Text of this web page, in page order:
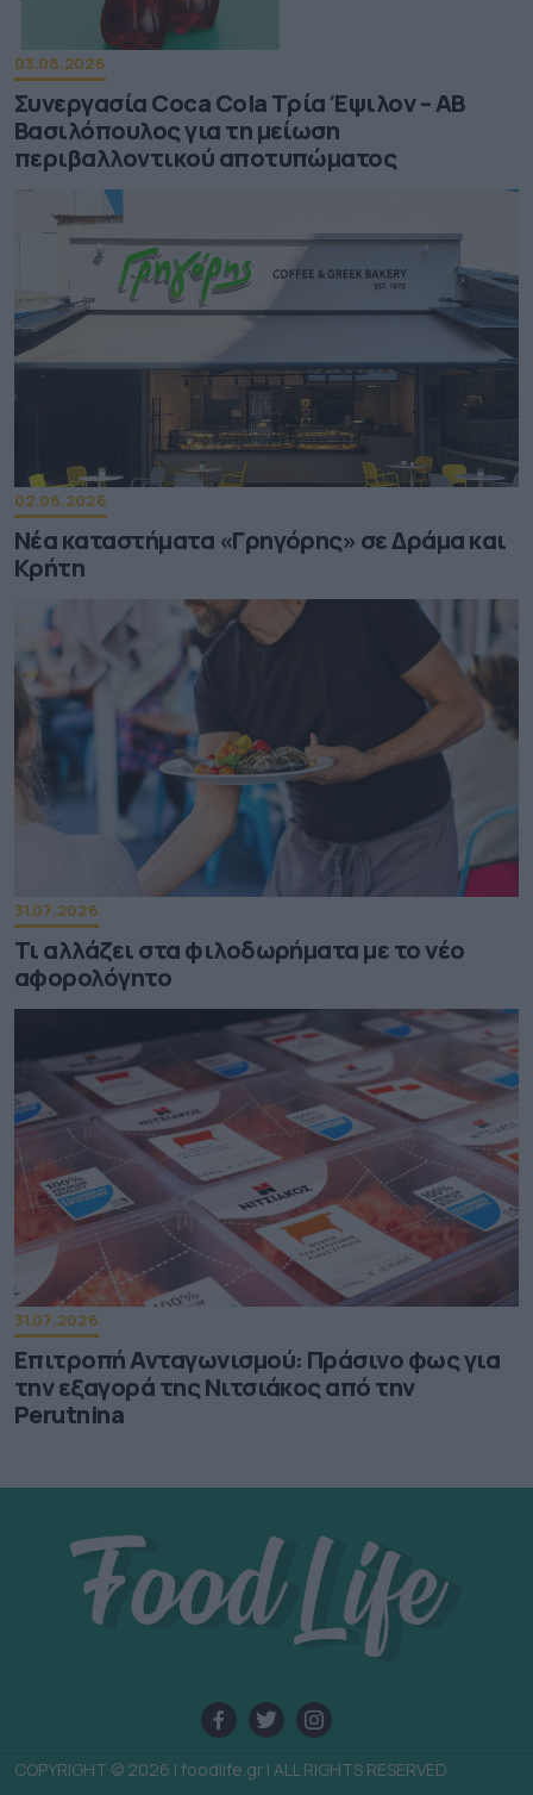
03.08.2026
Συνεργασία Coca Cola Τρία Έψιλον – ΑΒ
Βασιλόπουλος για τη μείωση
περιβαλλοντικού αποτυπώματος
02.08.2026
Νέα καταστήματα «Γρηγόρης» σε Δράμα και
Κρήτη
31.07.2026
Τι αλλάζει στα φιλοδωρήματα με το νέο
αφορολόγητο
31.07.2026
Επιτροπή Ανταγωνισμού: Πράσινο φως για
την εξαγορά της Νιτσιάκος από την
Perutnina
COPYRIGHT © 2026 | foodlife.gr | ALL RIGHTS RESERVED